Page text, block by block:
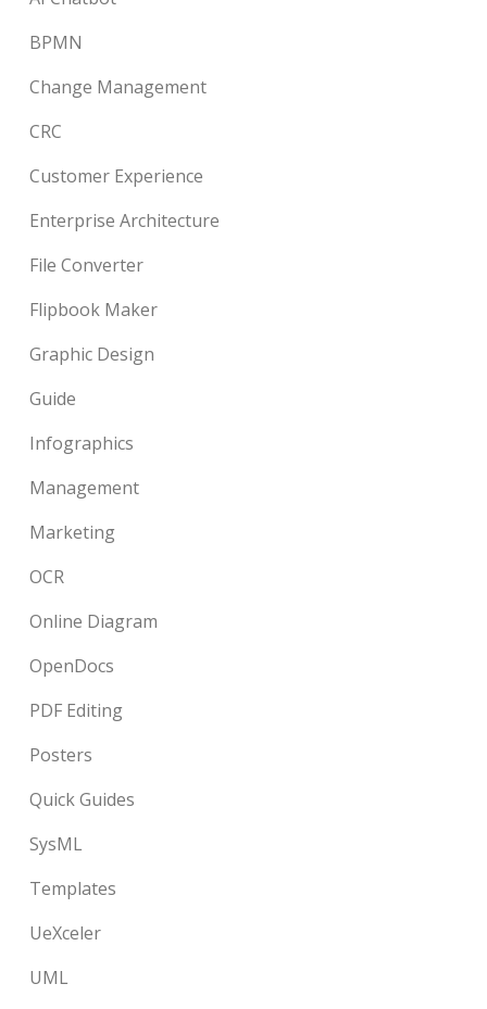
BPMN
Change Management
CRC
Customer Experience
Enterprise Architecture
File Converter
Flipbook Maker
Graphic Design
Guide
Infographics
Management
Marketing
OCR
Online Diagram
OpenDocs
PDF Editing
Posters
Quick Guides
SysML
Templates
UeXceler
UML